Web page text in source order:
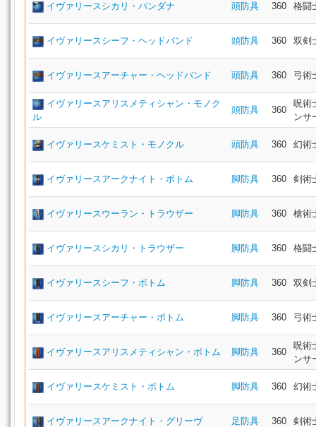
イヴァリースシカリ・バンダナ 頭防具 360 格闘
イヴァリースシーフ・ヘッドバンド 頭防具 360 双剣
イヴァリースアーチャー・ヘッドバンド 頭防具 360 弓術
イヴァリースアリスメティシャン・モノク
ル
頭防具 360
呪術
ンサ
イヴァリースケミスト・モノクル 頭防具 360 幻術
イヴァリースアークナイト・ボトム 脚防具 360 剣術
イヴァリースウーラン・トラウザー 脚防具 360 槍術
イヴァリースシカリ・トラウザー 脚防具 360 格闘
イヴァリースシーフ・ボトム 脚防具 360 双剣
イヴァリースアーチャー・ボトム 脚防具 360 弓術
イヴァリースアリスメティシャン・ボトム 脚防具 360
呪術
ンサ
イヴァリースケミスト・ボトム 脚防具 360 幻術
イヴァリースアークナイト・グリーヴ 足防具 360 剣術